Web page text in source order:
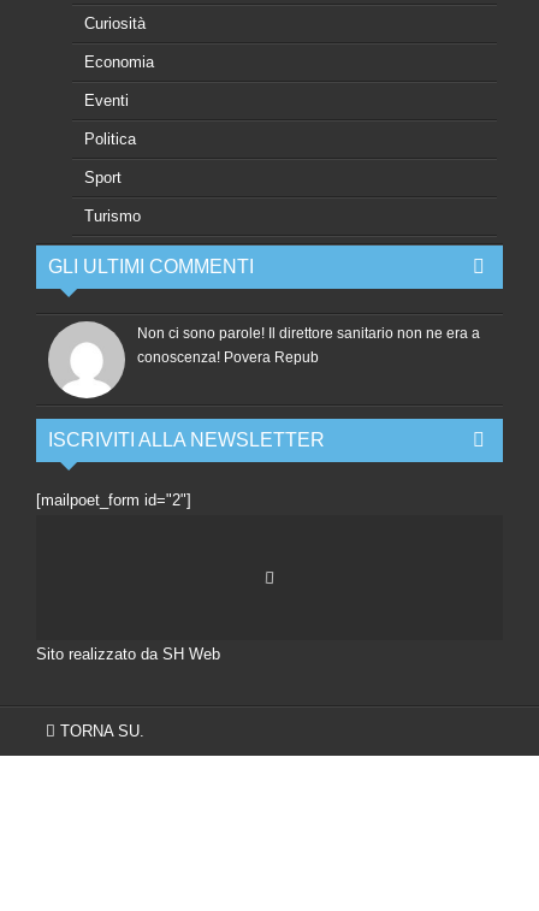
Curiosità
Economia
Eventi
Politica
Sport
Turismo
GLI ULTIMI COMMENTI
Non ci sono parole! Il direttore sanitario non ne era a
conoscenza! Povera Repub
ISCRIVITI ALLA NEWSLETTER
[mailpoet_form id="2"]
Sito realizzato da SH Web
TORNA SU.